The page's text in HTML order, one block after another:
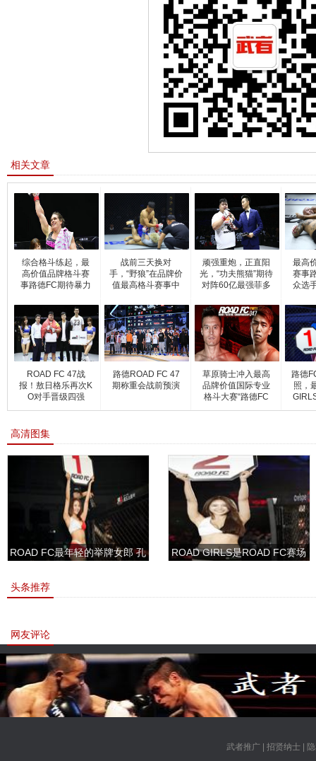
相关文章
综合格斗练起，最
高价值品牌格斗赛
事路德FC期待暴力
战前三天换对
手，“野狼”在品牌价
值最高格斗赛事中
顽强重炮，正直阳
光，“功夫熊猫”期待
对阵60亿最强菲多
最高
赛事
众选
ROAD FC 47战
报！敖日格乐再次K
O对手晋级四强
路德ROAD FC 47
期称重会战前预演
草原骑士冲入最高
品牌价值国际专业
格斗大赛“路德FC
路德
照，
高清图集
ROAD FC最年轻的举牌女郎 孔
ROAD GIRLS是ROAD FC赛场
头条推荐
网友评论
武者推广| 招贤纳士|